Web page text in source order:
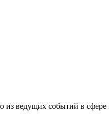
из ведущих событий в